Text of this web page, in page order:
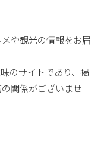
や観光の情報をお届
のサイトであり、掲
関係がございませ